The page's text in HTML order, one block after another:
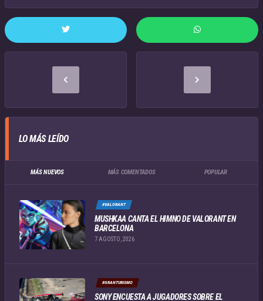
LO MÁS LEÍDO
MÁS NUEVOS MÁS COMENTADOS POPULAR
#VALORANT
MUSHKAA CANTA EL HIMNO DE VALORANT EN
BARCELONA
7 AGOSTO, 2026
#GRANTURISMO
SONY ENCUESTA A JUGADORES SOBRE EL